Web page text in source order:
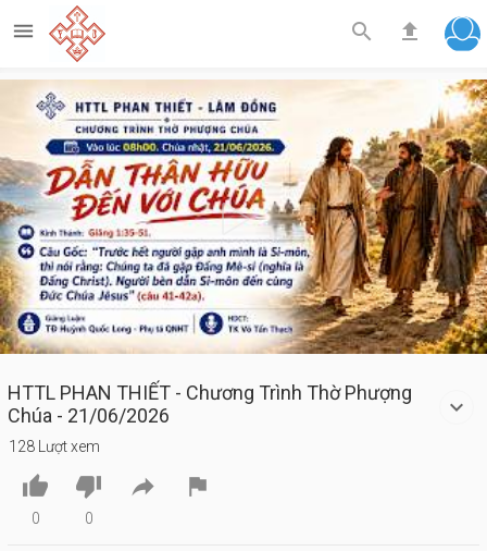
  
Play
Video
HTTL PHAN THIẾT - Chương Trình Thờ Phượng
Chúa - 21/06/2026
128 Lượt xem

0

0
 